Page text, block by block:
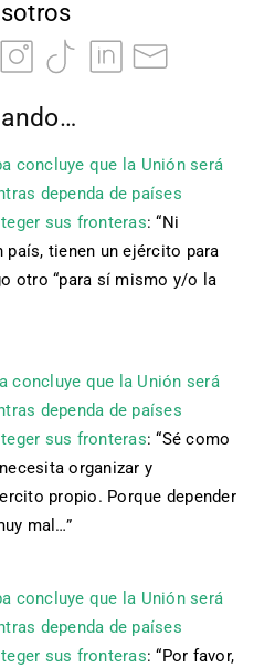
concluye que la Unión será
dependa de países
sus fronteras: “Ni
país, tienen un ejército para
otro “para sí mismo y/o la
concluye que la Unión será
dependa de países
sus fronteras: “Sé como
organizar y
propio. Porque depender
mal…”
concluye que la Unión será
dependa de países
sus fronteras: “Por favor,